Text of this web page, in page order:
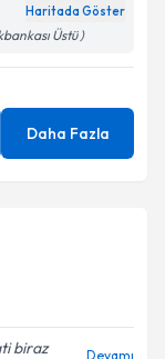
Haritada Göster
Üstü )
Daha Fazla
biraz
Devamı